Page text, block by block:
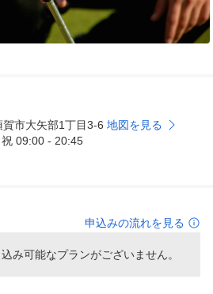
市大矢部1丁目3-6 地図を見る
09:00 - 20:45
申込みの流れを見る
み可能なプランがございません。